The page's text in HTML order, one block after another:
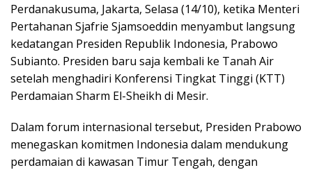
Perdanakusuma, Jakarta, Selasa (14/10), ketika Menteri
Pertahanan Sjafrie Sjamsoeddin menyambut langsung
kedatangan Presiden Republik Indonesia, Prabowo
Subianto. Presiden baru saja kembali ke Tanah Air
setelah menghadiri Konferensi Tingkat Tinggi (KTT)
Perdamaian Sharm El-Sheikh di Mesir.
Dalam forum internasional tersebut, Presiden Prabowo
menegaskan komitmen Indonesia dalam mendukung
perdamaian di kawasan Timur Tengah, dengan